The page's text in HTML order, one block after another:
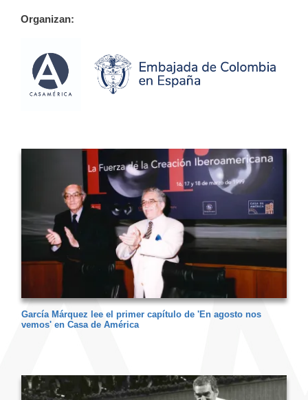
Organizan:
García Márquez lee el primer capítulo de 'En agosto nos
vemos' en Casa de América